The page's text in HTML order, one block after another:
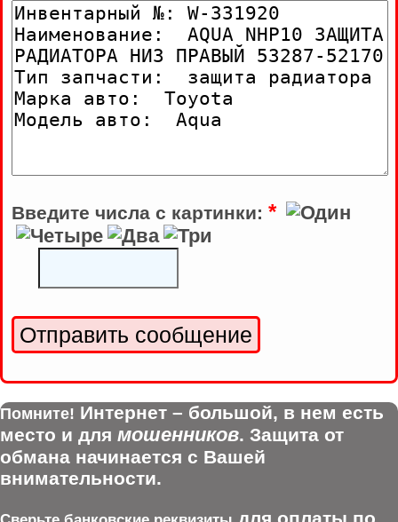
Введите числа с картинки: *
Помните! Интернет – большой, в нем есть
место и для мошенников. Защита от
обмана начинается с Вашей
внимательности.
для оплаты по